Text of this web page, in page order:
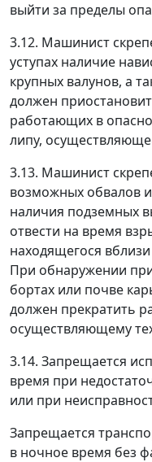
выйти за пределы
3.12. Машинист
уступах наличие
крупных валунов, а
должен
работающих в
липу,
3.13. Машинист
возможных обвалов
наличия подземных
отвести на время
находящегося
При обнаружении
бортах или почве
должен прекратить
осуществляющему
3.14. Запрещается
время при
или при
Запрещается
в ночное время без